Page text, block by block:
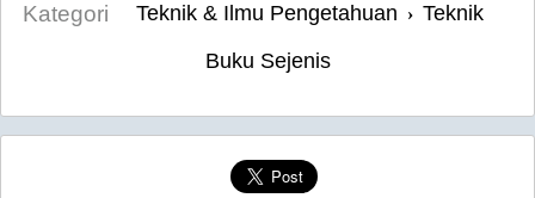
Kategori
Teknik & Ilmu Pengetahuan › Teknik
Buku Sejenis